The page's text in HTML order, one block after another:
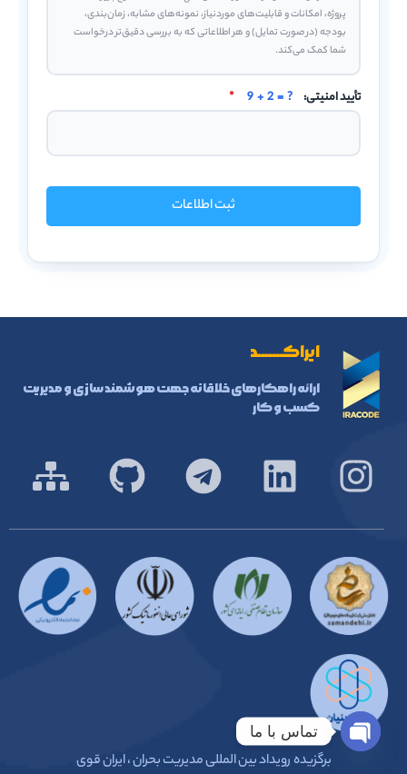
تأیید امنیتی: 9 + 2 = ?
*
ثبت اطلاعات
ایراکـــــــد
ارائه راهکارهای خلاقانه جهت هوشمند سازی و مدیریت
کسب و کار
برگزیده رویداد بین المللی مدیریت بحران ، ایران قوی
تماس با ما
Open chaty